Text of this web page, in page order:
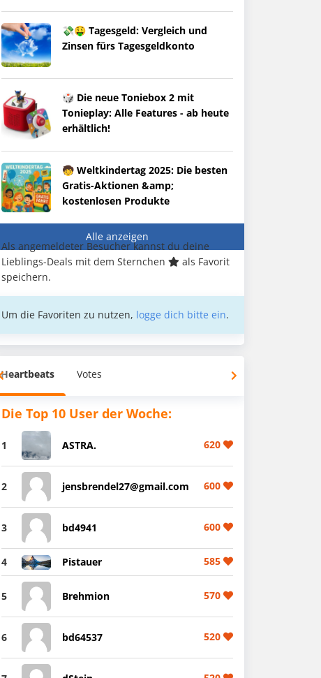
💸🤑 Tagesgeld: Vergleich und
Zinsen fürs Tagesgeldkonto
🎲 Die neue Toniebox 2 mit
Tonieplay: Alle Features - ab heute
erhältlich!
🧒 Weltkindertag 2025: Die besten
Gratis-Aktionen &amp;
kostenlosen Produkte
Alle anzeigen
Als angemeldeter Besucher kannst du deine
Lieblings-Deals mit dem Sternchen
als Favorit
speichern.
Um die Favoriten zu nutzen, logge dich bitte ein.
Heartbeats Votes
Die Top 10 User der Woche:
1 ASTRA. 620
2 jensbrendel27@gmail.com 600
3 bd4941 600
4 Pistauer 585
5 Brehmion 570
6 bd64537 520